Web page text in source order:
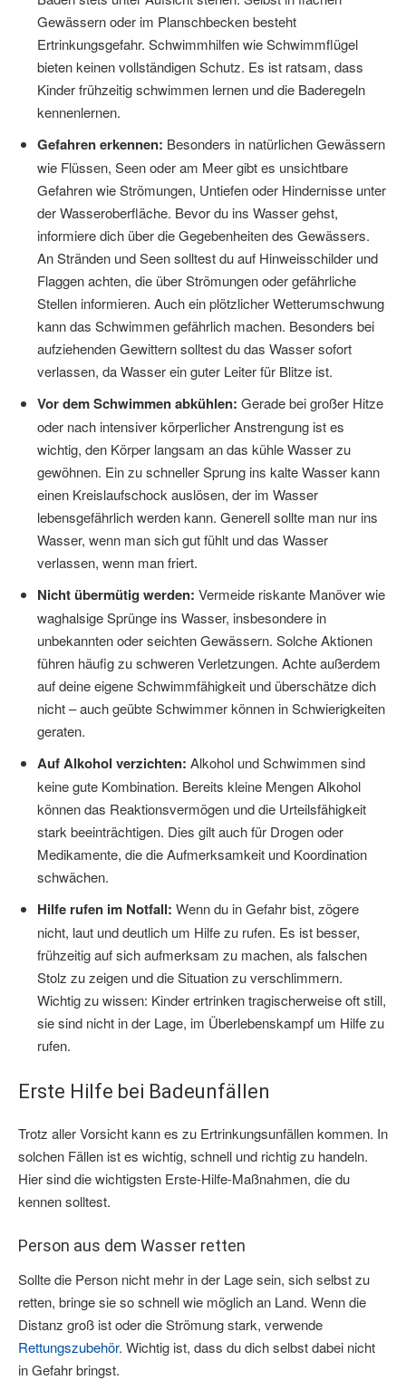
Gewässern oder im Planschbecken besteht
Ertrinkungsgefahr. Schwimmhilfen wie Schwimmflügel
bieten keinen vollständigen Schutz. Es ist ratsam, dass
Kinder frühzeitig schwimmen lernen und die Baderegeln
kennenlernen.
Gefahren erkennen: Besonders in natürlichen Gewässern
wie Flüssen, Seen oder am Meer gibt es unsichtbare
Gefahren wie Strömungen, Untiefen oder Hindernisse unter
der Wasseroberfläche. Bevor du ins Wasser gehst,
informiere dich über die Gegebenheiten des Gewässers.
An Stränden und Seen solltest du auf Hinweisschilder und
Flaggen achten, die über Strömungen oder gefährliche
Stellen informieren. Auch ein plötzlicher Wetterumschwung
kann das Schwimmen gefährlich machen. Besonders bei
aufziehenden Gewittern solltest du das Wasser sofort
verlassen, da Wasser ein guter Leiter für Blitze ist.
Vor dem Schwimmen abkühlen: Gerade bei großer Hitze
oder nach intensiver körperlicher Anstrengung ist es
wichtig, den Körper langsam an das kühle Wasser zu
gewöhnen. Ein zu schneller Sprung ins kalte Wasser kann
einen Kreislaufschock auslösen, der im Wasser
lebensgefährlich werden kann. Generell sollte man nur ins
Wasser, wenn man sich gut fühlt und das Wasser
verlassen, wenn man friert.
Nicht übermütig werden: Vermeide riskante Manöver wie
waghalsige Sprünge ins Wasser, insbesondere in
unbekannten oder seichten Gewässern. Solche Aktionen
führen häufig zu schweren Verletzungen. Achte außerdem
auf deine eigene Schwimmfähigkeit und überschätze dich
nicht – auch geübte Schwimmer können in Schwierigkeiten
geraten.
Auf Alkohol verzichten: Alkohol und Schwimmen sind
keine gute Kombination. Bereits kleine Mengen Alkohol
können das Reaktionsvermögen und die Urteilsfähigkeit
stark beeinträchtigen. Dies gilt auch für Drogen oder
Medikamente, die die Aufmerksamkeit und Koordination
schwächen.
Hilfe rufen im Notfall: Wenn du in Gefahr bist, zögere
nicht, laut und deutlich um Hilfe zu rufen. Es ist besser,
frühzeitig auf sich aufmerksam zu machen, als falschen
Stolz zu zeigen und die Situation zu verschlimmern.
Wichtig zu wissen: Kinder ertrinken tragischerweise oft still,
sie sind nicht in der Lage, im Überlebenskampf um Hilfe zu
rufen.
Erste Hilfe bei Badeunfällen
Trotz aller Vorsicht kann es zu Ertrinkungsunfällen kommen. In
solchen Fällen ist es wichtig, schnell und richtig zu handeln.
Hier sind die wichtigsten Erste-Hilfe-Maßnahmen, die du
kennen solltest.
Person aus dem Wasser retten
Sollte die Person nicht mehr in der Lage sein, sich selbst zu
retten, bringe sie so schnell wie möglich an Land. Wenn die
Distanz groß ist oder die Strömung stark, verwende
Rettungszubehör. Wichtig ist, dass du dich selbst dabei nicht
in Gefahr bringst.